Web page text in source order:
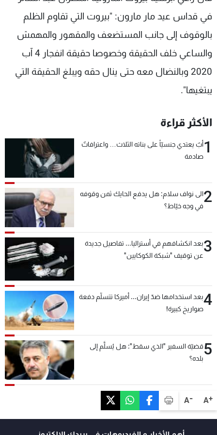
A+
A-
في قداس عيد مار مارون: "بيروت التي تقاوم الظلم
بالوقوف إلى جانب المستضعف والمقهور والمهمش
والساعي خلف الحقيقة وخصوصا حقيقة انفجار 4 آب
2020 وبالنضال معه حتى ينال حقه ويبلغ الحقيقة التي
يبتغيها".
الأكثر قراءة
1أبٌ يعتدي جنسيّاً على بناته الثلاث… واعترافاتٌ
صادمة
2الى نواف سلام: هل يدفع الحايك ثمن وقوفه
في وجه خيّاط؟
3بعد انكشافهم في أستراليا... تفاصيل جديدة
عن توقيف "شبكة الكوكايين"
4بعد استخدامها ضدّ إيران... أميركا تتسلّم دفعة
صواريخ كبيرة!
5قضيّة السفير "الذي سقط": هل يُسلَّم إلى
بلده؟
شاهد البرامج
الترددات
عن MTV
لاعلاناتكم
وظائف
شروط الإسـتخدام